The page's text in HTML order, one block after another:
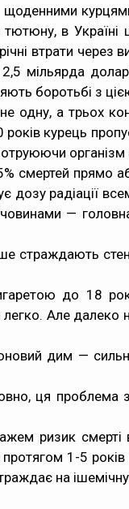
в
втрати через
мільярда
боротьбі з
одну, а трьох
курець
організм
смертей прямо
радіації
—
страждають
до 18
Але далеко
дим —
ця
ризик смерті
1-5 років
на